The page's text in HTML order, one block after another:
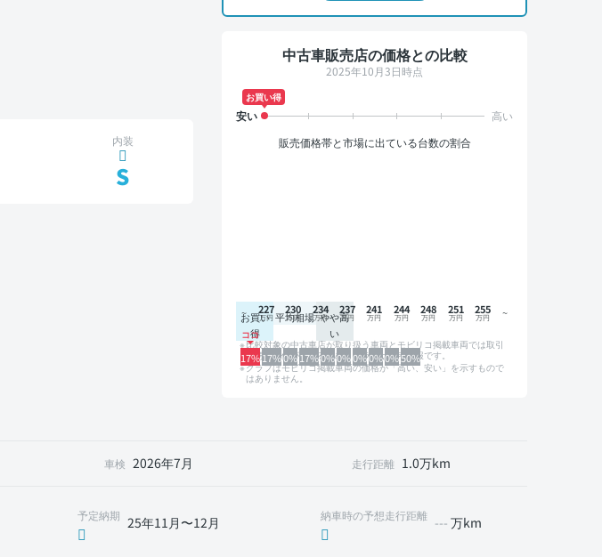
中古車販売店の価格との比較
2025年10月3日時点
お買い得
販売価格帯と市場に出ている台数の割合
お買い
得
平均相場 やや高
い
17%17%0%17%0%0%0%0%0%50%
227 230 234 237 241 244 248 251 255
比較対象の中古車店が取り扱う車両とモビリコ掲載車両では取引
形態や条件が異なるため、グラフは参考情報です。
グラフはモビリコ掲載車両の価格が「高い、安い」を示すもので
はありません。
内装
S
車検 2026年7月 走行距離 1.0万km
予定納期 25年11月〜12月 納車時の予想走行距離 --- 万km